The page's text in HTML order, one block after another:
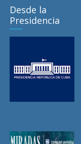
Desde la
Presidencia